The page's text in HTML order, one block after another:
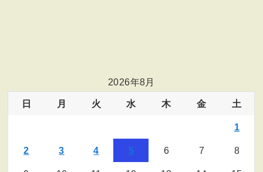
2026年8月
日 月 火 水 木 金 土
1
2 3 4 5 6 7 8